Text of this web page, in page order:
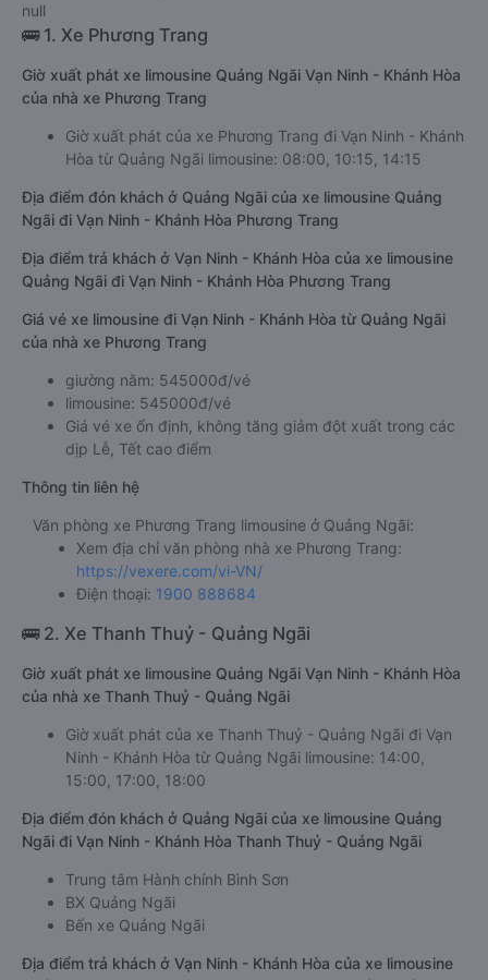
null
🚌 1. Xe Phương Trang
Giờ xuất phát xe limousine Quảng Ngãi Vạn Ninh - Khánh Hòa
của nhà xe Phương Trang
Giờ xuất phát của xe Phương Trang đi Vạn Ninh - Khánh
Hòa từ Quảng Ngãi limousine: 08:00, 10:15, 14:15
Địa điểm đón khách ở Quảng Ngãi của xe limousine Quảng
Ngãi đi Vạn Ninh - Khánh Hòa Phương Trang
Địa điểm trả khách ở Vạn Ninh - Khánh Hòa của xe limousine
Quảng Ngãi đi Vạn Ninh - Khánh Hòa Phương Trang
Giá vé xe limousine đi Vạn Ninh - Khánh Hòa từ Quảng Ngãi
của nhà xe Phương Trang
giường nằm: 545000đ/vé
limousine: 545000đ/vé
Giá vé xe ổn định, không tăng giảm đột xuất trong các
dịp Lễ, Tết cao điểm
Thông tin liên hệ
Văn phòng xe Phương Trang limousine ở Quảng Ngãi:
Xem địa chỉ văn phòng nhà xe Phương Trang:
https://vexere.com/vi-VN/
Điện thoại: 1900 888684
🚌 2. Xe Thanh Thuỷ - Quảng Ngãi
Giờ xuất phát xe limousine Quảng Ngãi Vạn Ninh - Khánh Hòa
của nhà xe Thanh Thuỷ - Quảng Ngãi
Giờ xuất phát của xe Thanh Thuỷ - Quảng Ngãi đi Vạn
Ninh - Khánh Hòa từ Quảng Ngãi limousine: 14:00,
15:00, 17:00, 18:00
Địa điểm đón khách ở Quảng Ngãi của xe limousine Quảng
Ngãi đi Vạn Ninh - Khánh Hòa Thanh Thuỷ - Quảng Ngãi
Trung tâm Hành chính Bình Sơn
BX Quảng Ngãi
Bến xe Quảng Ngãi
Địa điểm trả khách ở Vạn Ninh - Khánh Hòa của xe limousine